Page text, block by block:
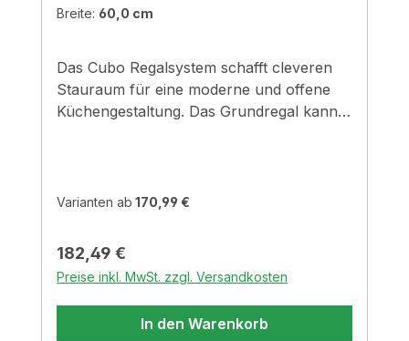
Breite: 60,0 cm
Das Cubo Regalsystem schafft cleveren
Stauraum für eine moderne und offene
Küchengestaltung. Das Grundregal kann
lässt sich das Küchenelement individuell
Gläserhalter sowie Rückwand-Sets
separat erhältlich. Aluminiumprofile 1,8
cm x 1,8 cm Pulverbeschichtet mit
Feinstruktur Set besteht aus: 1 x
Grundrahmen-Set, 1 x Streben-
Varianten ab 170,99 €
Regulärer Preis:
182,49 €
Preise inkl. MwSt. zzgl. Versandkosten
In den Warenkorb